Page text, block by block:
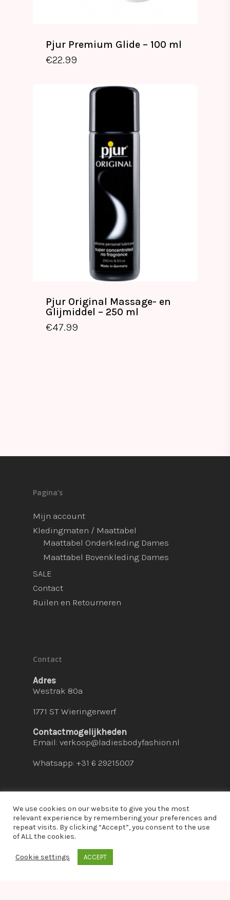
Pjur Premium Glide – 100 ml
€22.99
€22.99
Pjur Original Massage- en
Glijmiddel – 250 ml
€47.99
€47.99
Pagina’s
Mijn account
Kledingmaten / Maattabel
Maattabel Onderkleding Dames
Maattabel Bovenkleding Dames
SALE
Contact
Ruilen en Retourneren
Contact
Adres
Westrak 80a
1771 ST Wieringerwerf
Contactmogelijkheden
Email: verkoop@ladiesbodyfashion.nl
Whatsapp: +31 6 29215007
© 2026 Ladies Bodyfashion. hosted by:
We use cookies on our website to give you the most
relevant experience by remembering your preferences and
repeat visits. By clicking “Accept”, you consent to the use
of ALL the cookies.
Cookie settings ACCEPT